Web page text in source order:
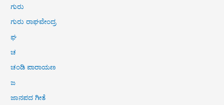
ಗುರು
ಗುರು ರಾಘವೇಂದ್ರ
ಘ
ಚ
ಚಂಡಿ ಪಾರಾಯಣ
ಜ
ಜಾನಪದ ಗೀತೆ